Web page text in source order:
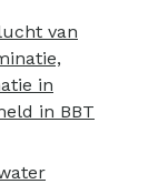
van
in
in BBT